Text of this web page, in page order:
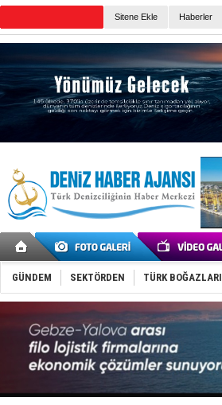
Sitene Ekle Haberler
GÜNDEM SEKTÖRDEN TÜRK BOĞAZLARI